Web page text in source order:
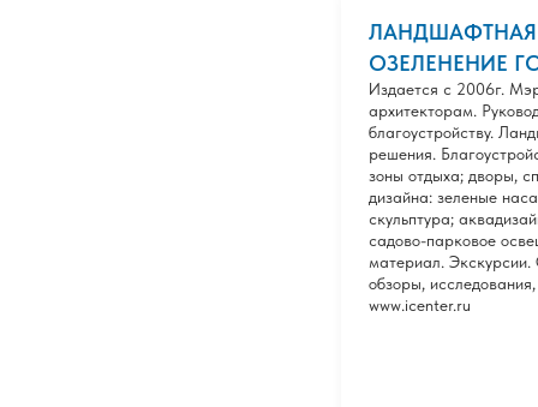
ЛАНДШАФТНАЯ
ОЗЕЛЕНЕНИЕ
Издается с 2006г.
архитекторам.
благоустройству.
решения.
зоны отдыха; дворы,
дизайна: зеленые
скульптура;
садово-парковое
материал.
обзоры,
www.icenter.ru